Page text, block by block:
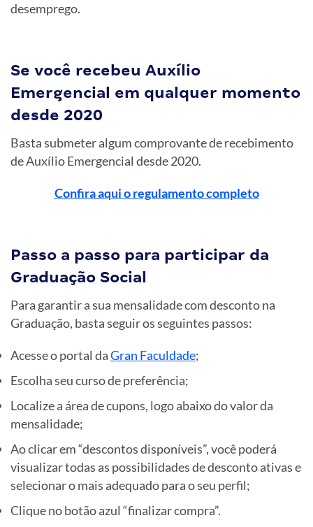
desemprego.
Se você recebeu Auxílio
Emergencial em qualquer momento
desde 2020
Basta submeter algum comprovante de recebimento
de Auxílio Emergencial desde 2020.
Confira aqui o regulamento completo
Passo a passo para participar da
Graduação Social
Para garantir a sua mensalidade com desconto na
Graduação, basta seguir os seguintes passos:
Acesse o portal daGran Faculdade;
Escolha seu curso de preferência;
Localize a área de cupons, logo abaixo do valor da
mensalidade;
Ao clicar em “descontos disponíveis”, você poderá
visualizar todas as possibilidades de desconto ativas e
selecionar o mais adequado para o seu perfil;
Clique no botão azul “finalizar compra”.